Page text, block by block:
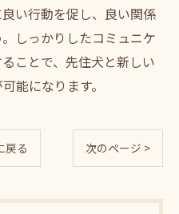
い行動を促し、良い関係
しっかりしたコミュニケ
ことで、先住犬と新しい
能になります。
戻る 次のページ >